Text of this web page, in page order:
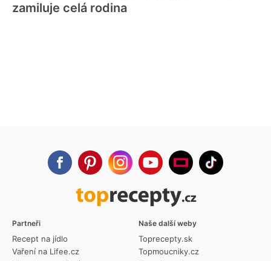
zamiluje celá rodina
Partneři
Recept na jídlo
Vaření na Lifee.cz
Naše další weby
Toprecepty.sk
Topmoucniky.cz